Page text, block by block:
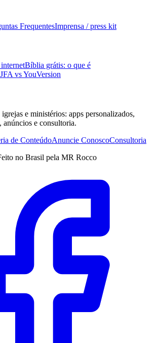
FrequentesImprensa / press kit
Bíblia grátis: o que é
vs YouVersion
e ministérios: apps personalizados,
anúncios e consultoria.
de ConteúdoAnuncie ConoscoConsultoria
no Brasil pela MR Rocco